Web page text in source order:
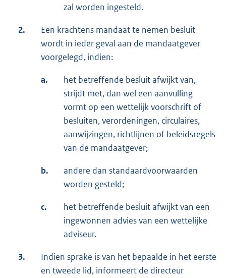
zal worden ingesteld.
2.
Een krachtens mandaat te nemen besluit
wordt in ieder geval aan de mandaatgever
voorgelegd, indien:
a.
het betreffende besluit afwijkt van,
strijdt met, dan wel een aanvulling
vormt op een wettelijk voorschrift of
besluiten, verordeningen, circulaires,
aanwijzingen, richtlijnen of beleidsregels
van de mandaatgever;
b.
andere dan standaardvoorwaarden
worden gesteld;
c.
het betreffende besluit afwijkt van een
ingewonnen advies van een wettelijke
adviseur.
3.
Indien sprake is van het bepaalde in het eerste
en tweede lid, informeert de directeur